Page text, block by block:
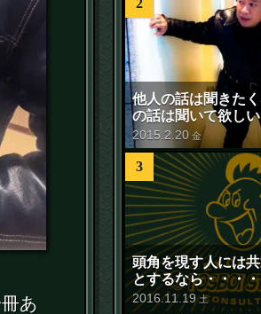
あ
2
他人の話は聞きた
の話は聞いて欲しい
2015 2 20 金
3
頭角を現す人には
とするなら・・・・
2016.11.19 土